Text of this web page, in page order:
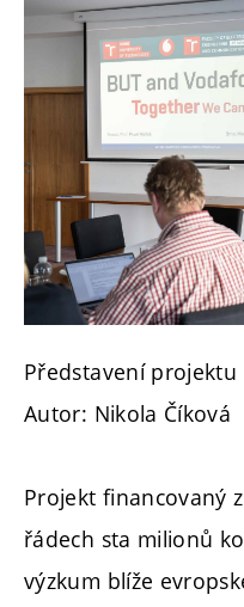
Představení projektu
Autor: Nikola Číková
Projekt financovaný
řádech sta milionů
výzkum blíže